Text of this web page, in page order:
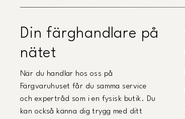
Din färghandlare på
nätet
När du handlar hos oss på
Färgvaruhuset får du samma service
och expertråd som i en fysisk butik. Du
kan också känna dig trygg med ditt